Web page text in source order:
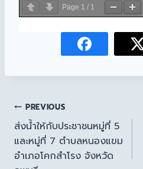
Page 1 / 1
PREVIOUS
ส่งน้ำให้กับประชาชนหมู่ที่ 5
และหมู่ที่ 7 ตำบลหนองแขม
อำเภอโคกสำโรง จังหวัด